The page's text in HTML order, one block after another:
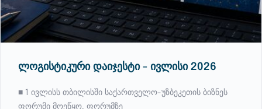
ლოგისტიკური დაიჯესტი - ივლისი 2026
■ 1 ივლისს თბილისში საქართველო-უზბეკეთის ბიზნეს
ფორუმი მოეწყო. ფორუმზე